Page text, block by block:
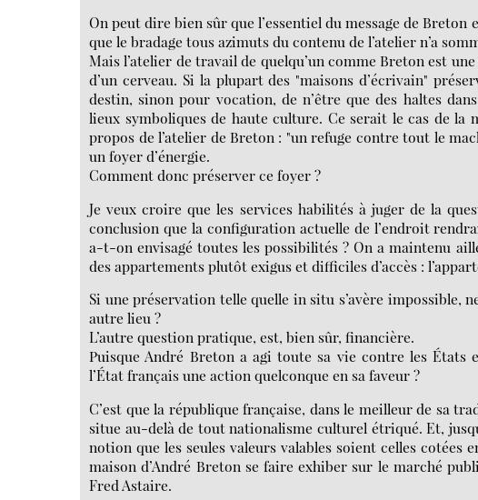
On peut dire bien sûr que l’essentiel du message de
que le bradage tous azimuts du contenu de l’atelier n’a
Mais l’atelier de travail de quelqu’un comme Breton est
d’un cerveau. Si la plupart des "maisons d’écrivain"
destin, sinon pour vocation, de n’être que des haltes
lieux symboliques de haute culture. Ce serait le cas de la
propos de l’atelier de Breton : "un refuge contre tout le
un foyer d’énergie.
Comment donc préserver ce foyer ?
Je veux croire que les services habilités à juger de la
conclusion que la configuration actuelle de l’endroit
a-t-on envisagé toutes les possibilités ? On a maintenu
des appartements plutôt exigus et difficiles d’accès :
Si une préservation telle quelle in situ s’avère
autre lieu ?
L’autre question pratique, est, bien sûr, financière.
Puisque André Breton a agi toute sa vie contre les
l’État français une action quelconque en sa faveur ?
C’est que la république française, dans le meilleur de sa
situe au-delà de tout nationalisme culturel étriqué. Et,
notion que les seules valeurs valables soient celles cotées
maison d’André Breton se faire exhiber sur le marché
Fred Astaire.